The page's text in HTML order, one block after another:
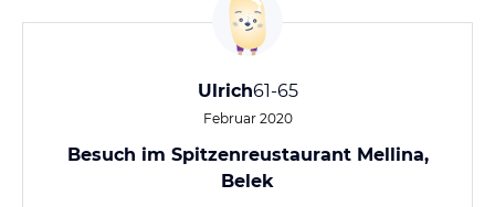
Ulrich61-65
Februar 2020
Besuch im Spitzenreustaurant Mellina,
Belek